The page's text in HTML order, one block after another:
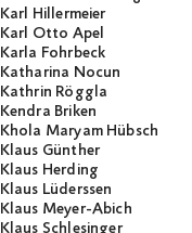
Karl Hillermeier
Karl Otto Apel
Karla Fohrbeck
Katharina Nocun
Kathrin Röggla
Kendra Briken
Khola Maryam Hübsch
Klaus Günther
Klaus Herding
Klaus Lüderssen
Klaus Meyer-Abich
Klaus Schlesinger